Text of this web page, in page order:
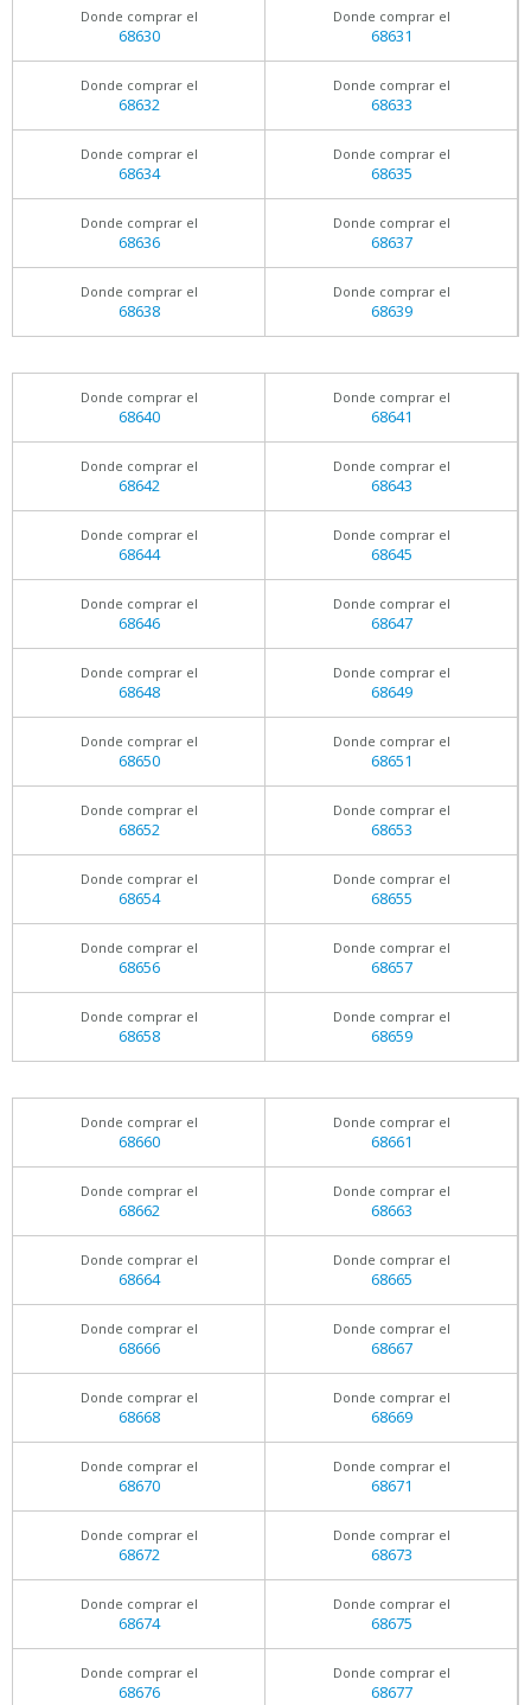
Donde comprar el
68630
Donde comprar el
68631
Donde comprar el
68632
Donde comprar el
68633
Donde comprar el
68634
Donde comprar el
68635
Donde comprar el
68636
Donde comprar el
68637
Donde comprar el
68638
Donde comprar el
68639
Donde comprar el
68640
Donde comprar el
68641
Donde comprar el
68642
Donde comprar el
68643
Donde comprar el
68644
Donde comprar el
68645
Donde comprar el
68646
Donde comprar el
68647
Donde comprar el
68648
Donde comprar el
68649
Donde comprar el
68650
Donde comprar el
68651
Donde comprar el
68652
Donde comprar el
68653
Donde comprar el
68654
Donde comprar el
68655
Donde comprar el
68656
Donde comprar el
68657
Donde comprar el
68658
Donde comprar el
68659
Donde comprar el
68660
Donde comprar el
68661
Donde comprar el
68662
Donde comprar el
68663
Donde comprar el
68664
Donde comprar el
68665
Donde comprar el
68666
Donde comprar el
68667
Donde comprar el
68668
Donde comprar el
68669
Donde comprar el
68670
Donde comprar el
68671
Donde comprar el
68672
Donde comprar el
68673
Donde comprar el
68674
Donde comprar el
68675
Donde comprar el
68676
Donde comprar el
68677